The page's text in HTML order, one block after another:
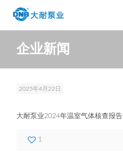
企业新闻
2025年4月22日
大耐泵业2024年温室气体核查报告
1